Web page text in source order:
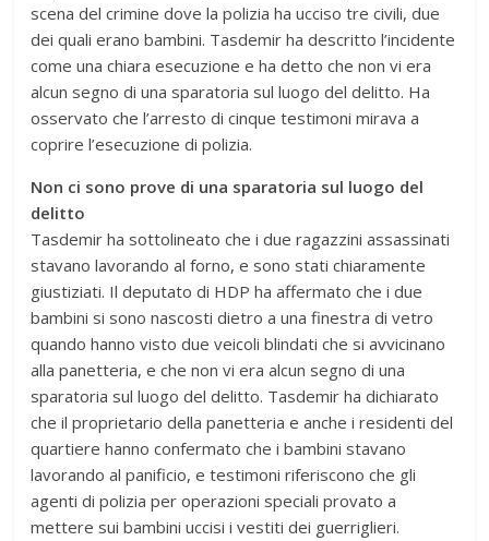
scena del crimine dove la polizia ha ucciso tre civili, due
dei quali erano bambini. Tasdemir ha descritto l’incidente
come una chiara esecuzione e ha detto che non vi era
alcun segno di una sparatoria sul luogo del delitto. Ha
osservato che l’arresto di cinque testimoni mirava a
coprire l’esecuzione di polizia.
Non ci sono prove di una sparatoria sul luogo del
delitto
Tasdemir ha sottolineato che i due ragazzini assassinati
stavano lavorando al forno, e sono stati chiaramente
giustiziati. Il deputato di HDP ha affermato che i due
bambini si sono nascosti dietro a una finestra di vetro
quando hanno visto due veicoli blindati che si avvicinano
alla panetteria, e che non vi era alcun segno di una
sparatoria sul luogo del delitto. Tasdemir ha dichiarato
che il proprietario della panetteria e anche i residenti del
quartiere hanno confermato che i bambini stavano
lavorando al panificio, e testimoni riferiscono che gli
agenti di polizia per operazioni speciali provato a
mettere sui bambini uccisi i vestiti dei guerriglieri.